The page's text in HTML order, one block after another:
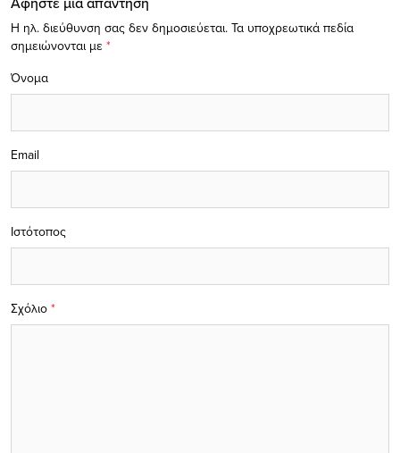
Η ηλ. διεύθυνση σας δεν δημοσιεύεται. Τα υποχρεωτικά πεδία
σημειώνονται με *
Σχόλιο *
Όνομα
Email
Ιστότοπος